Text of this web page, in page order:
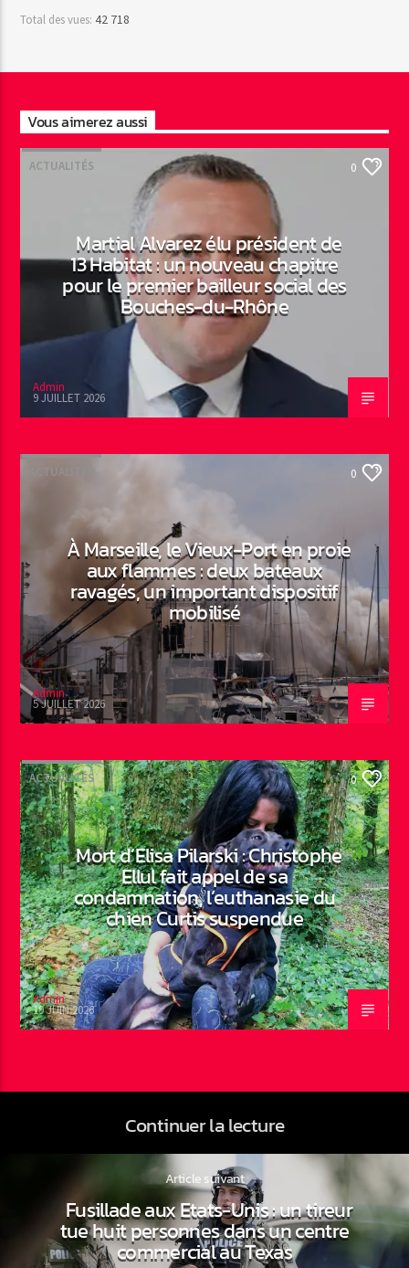
Total des vues:42 718
Vous aimerez aussi
ACTUALITÉS 0
Martial Alvarez élu président de
13 Habitat : un nouveau chapitre
pour le premier bailleur social des
Bouches-du-Rhône
Admin
9 JUILLET 2026
ACTUALITÉS 0
À Marseille, le Vieux-Port en proie
aux flammes : deux bateaux
ravagés, un important dispositif
mobilisé
Admin
5 JUILLET 2026
ACTUALITÉS 0
Mort d’Elisa Pilarski : Christophe
Ellul fait appel de sa
condamnation, l’euthanasie du
chien Curtis suspendue
Admin
19 JUIN 2026
Continuer la lecture
Article suivant
Fusillade aux Etats-Unis : un tireur
tue huit personnes dans un centre
commercial au Texas